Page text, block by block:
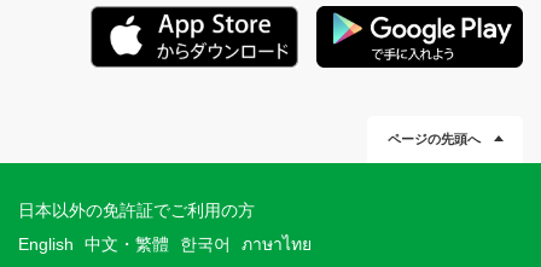
ページの先頭へ
日本以外の免許証でご利用の方
English
中文・繁體 한국어 ภาษาไทย